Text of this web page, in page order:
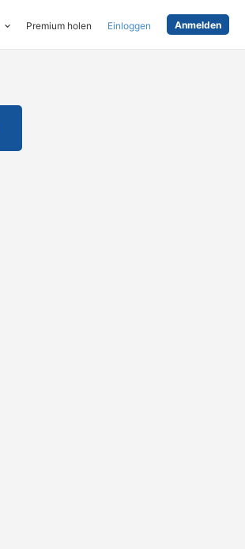
Premium holen Einloggen Anmelden